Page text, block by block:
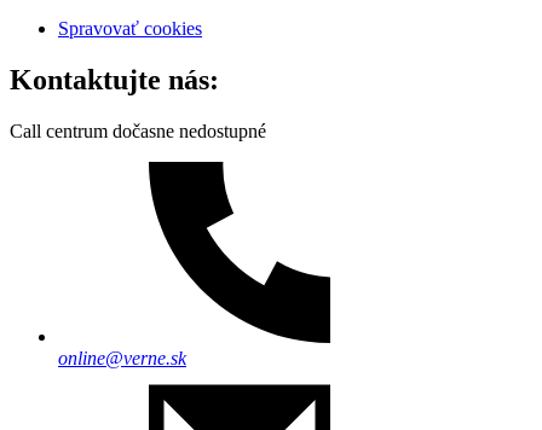
Spravovať cookies
Kontaktujte nás:
Call centrum dočasne nedostupné
online@verne.sk